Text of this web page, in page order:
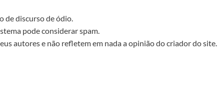
de discurso de ódio.
pode considerar spam.
autores e não refletem em nada a opinião do criador do site.